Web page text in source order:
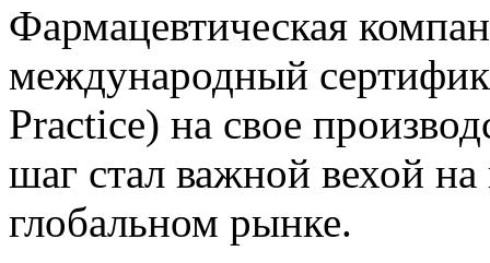
Фармацевтическая
международный
Practice) на свое
шаг стал важной вехой
глобальном рынке.